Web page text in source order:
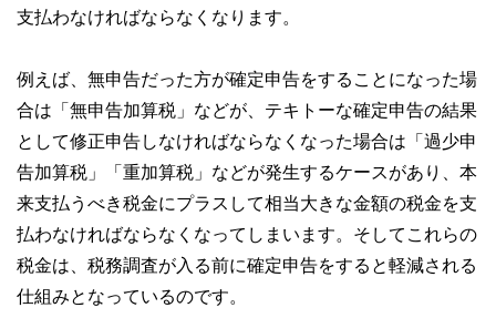
支払わなければならなくなります。
例えば、無申告だった方が確定申告をすることになった場
合は「無申告加算税」などが、テキトーな確定申告の結果
として修正申告しなければならなくなった場合は「過少申
告加算税」「重加算税」などが発生するケースがあり、本
来支払うべき税金にプラスして相当大きな金額の税金を支
払わなければならなくなってしまいます。そしてこれらの
税金は、税務調査が入る前に確定申告をすると軽減される
仕組みとなっているのです。